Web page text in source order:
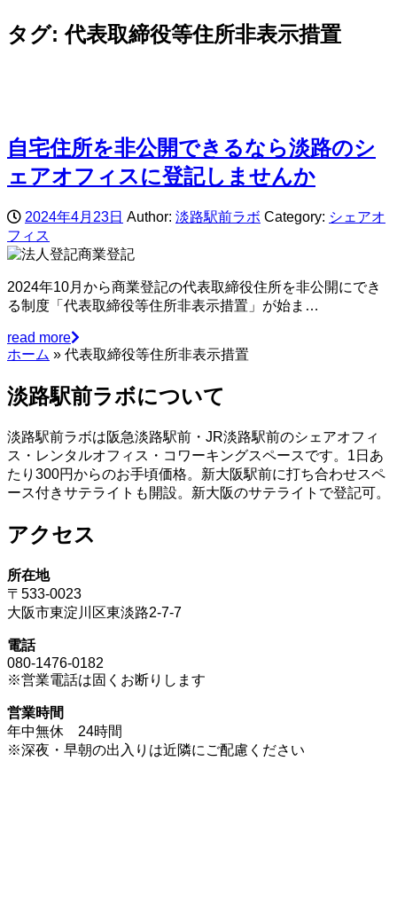
タグ:代表取締役等住所非表示措置
自宅住所を非公開できるなら淡路のシ
ェアオフィスに登記しませんか
2024年4月23日 Author: 淡路駅前ラボ Category: シェアオ
フィス
2024年10月から商業登記の代表取締役住所を非公開にでき
る制度「代表取締役等住所非表示措置」が始ま…
read more
ホーム » 代表取締役等住所非表示措置
淡路駅前ラボについて
淡路駅前ラボは阪急淡路駅前・JR淡路駅前のシェアオフィ
ス・レンタルオフィス・コワーキングスペースです。1日あ
たり300円からのお手頃価格。新大阪駅前に打ち合わせスペ
ース付きサテライトも開設。新大阪のサテライトで登記可。
アクセス
所在地
〒533-0023
大阪市東淀川区東淡路2-7-7
電話
080-1476-0182
※営業電話は固くお断りします
営業時間
年中無休 24時間
※深夜・早朝の出入りは近隣にご配慮ください